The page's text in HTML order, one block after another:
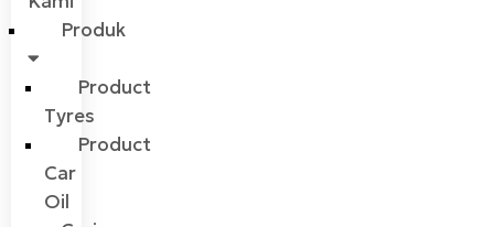
Produk
Product
Tyres
Product
Car
Oil